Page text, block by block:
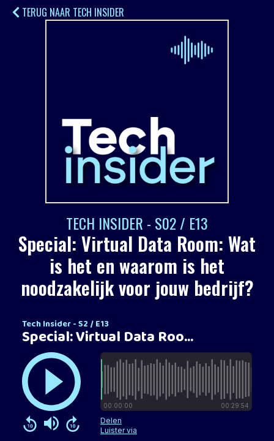
TERUG NAAR TECH INSIDER
TECH INSIDER - S02 / E13
Special: Virtual Data Room: Wat
is het en waarom is het
noodzakelijk voor jouw bedrijf?